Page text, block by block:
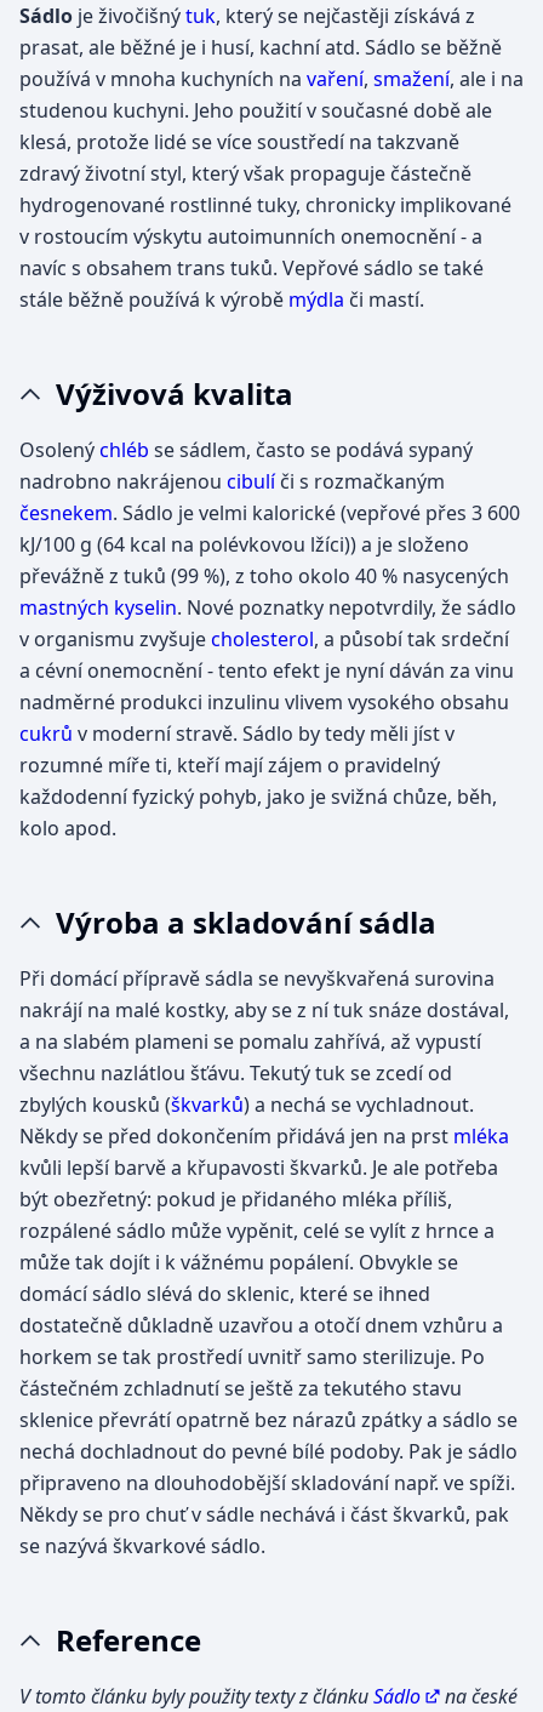
Sádlo je živočišnýtuk, který se nejčastěji získává z
prasat, ale běžné je i husí, kachní atd. Sádlo se běžně
používá v mnoha kuchyních na vaření, smažení, ale i na
studenou kuchyni. Jeho použití v současné době ale
klesá, protože lidé se více soustředí na takzvaně
zdravý životní styl, který však propaguje částečně
hydrogenované rostlinné tuky, chronicky implikované
v rostoucím výskytu autoimunních onemocnění - a
navíc s obsahem trans tuků. Vepřové sádlo se také
stále běžně používá k výrobě mýdla či mastí.
Výživová kvalita
Osolenýchléb se sádlem, často se podává sypaný
nadrobno nakrájenou cibulíči s rozmačkaným
česnekem. Sádlo je velmi kalorické (vepřové přes 3 600
kJ/100 g (64 kcal na polévkovou lžíci)) a je složeno
převážně z tuků (99 %), z toho okolo 40 % nasycených
mastných kyselin. Nové poznatky nepotvrdily, že sádlo
v organismu zvyšujecholesterol, a působí tak srdeční
a cévní onemocnění - tento efekt je nyní dáván za vinu
nadměrné produkci inzulinu vlivem vysokého obsahu
cukrů v moderní stravě. Sádlo by tedy měli jíst v
rozumné míře ti, kteří mají zájem o pravidelný
každodenní fyzický pohyb, jako je svižná chůze, běh,
kolo apod.
Výroba a skladování sádla
Při domácí přípravě sádla se nevyškvařená surovina
nakrájí na malé kostky, aby se z ní tuk snáze dostával,
a na slabém plameni se pomalu zahřívá, až vypustí
všechnu nazlátlou šťávu. Tekutý tuk se zcedí od
zbylých kousků (škvarků) a nechá se vychladnout.
Někdy se před dokončením přidává jen na prst mléka
kvůli lepší barvě a křupavosti škvarků. Je ale potřeba
být obezřetný: pokud je přidaného mléka příliš,
rozpálené sádlo může vypěnit, celé se vylít z hrnce a
může tak dojít i k vážnému popálení. Obvykle se
domácí sádlo slévá do sklenic, které se ihned
dostatečně důkladně uzavřou a otočí dnem vzhůru a
horkem se tak prostředí uvnitř samo sterilizuje. Po
částečném zchladnutí se ještě za tekutého stavu
sklenice převrátí opatrně bez nárazů zpátky a sádlo se
nechá dochladnout do pevné bílé podoby. Pak je sádlo
připraveno na dlouhodobější skladování např. ve spíži.
Někdy se pro chuť v sádle nechává i část škvarků, pak
se nazývá škvarkové sádlo.
Reference
V tomto článku byly použity texty z článkuSádlo
na české